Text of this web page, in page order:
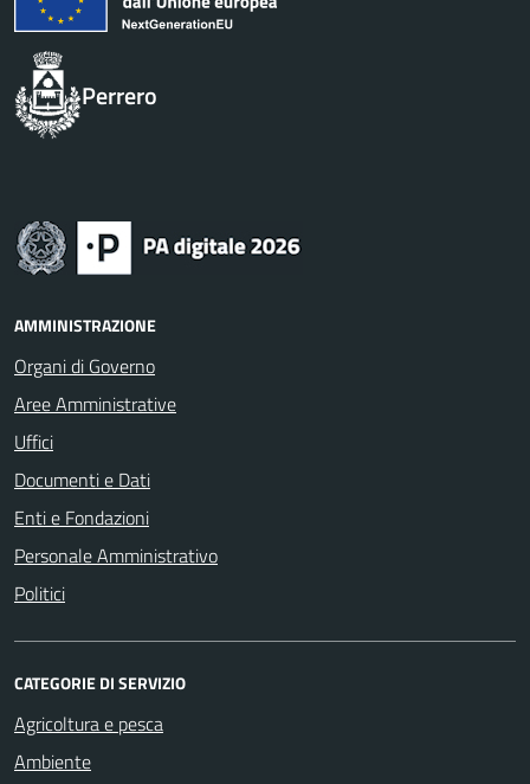
Perrero
AMMINISTRAZIONE
Organi di Governo
Aree Amministrative
Uffici
Documenti e Dati
Enti e Fondazioni
Personale Amministrativo
Politici
CATEGORIE DI SERVIZIO
Agricoltura e pesca
Ambiente